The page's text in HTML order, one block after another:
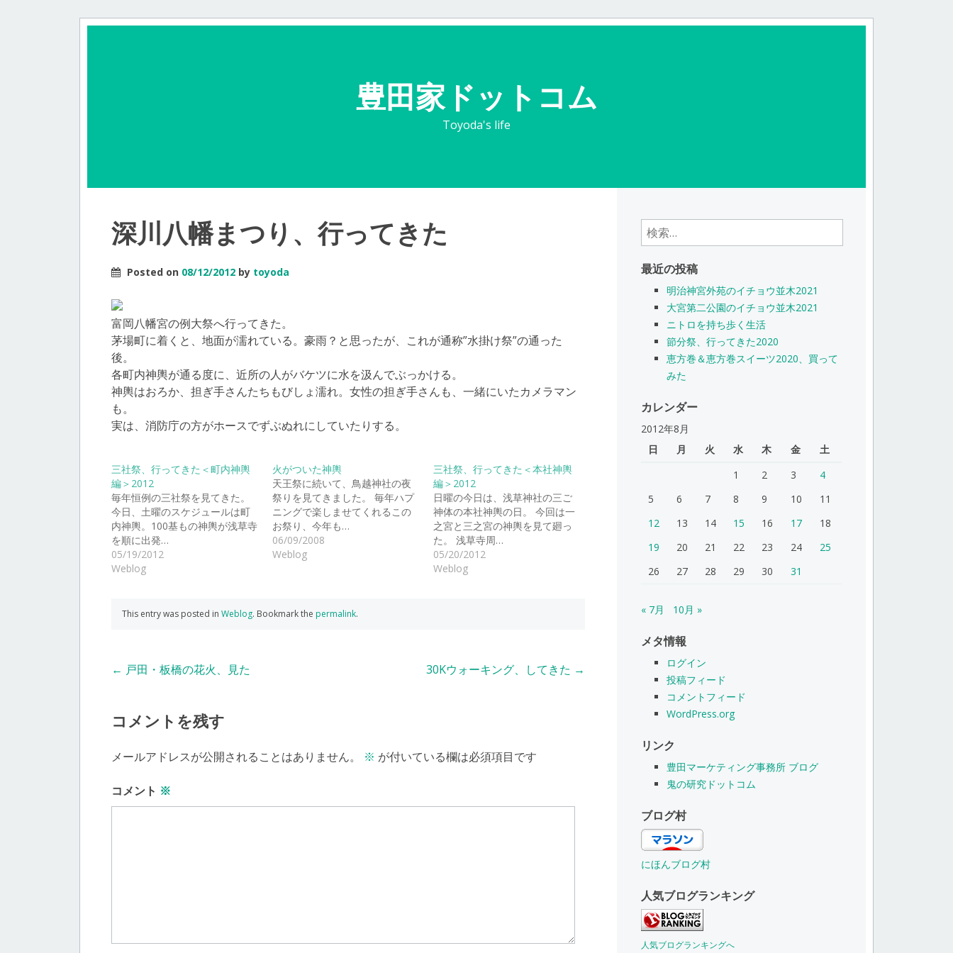
豊田家ドットコム
Toyoda's life
深川八幡まつり、行ってきた
Posted on 08/12/2012 by toyoda
富岡八幡宮の例大祭へ行ってきた。
茅場町に着くと、地面が濡れている。豪雨？と思ったが、これが通称”水掛け祭”の通った
後。
各町内神輿が通る度に、近所の人がバケツに水を汲んでぶっかける。
神輿はおろか、担ぎ手さんたちもびしょ濡れ。女性の担ぎ手さんも、一緒にいたカメラマン
も。
実は、消防庁の方がホースでずぶぬれにしていたりする。
三社祭、行ってきた＜町内神輿
編＞2012
毎年恒例の三社祭を見てきた。
今日、土曜のスケジュールは町
内神輿。100基もの神輿が浅草寺
を順に出発…
05/19/2012
Weblog
火がついた神輿
天王祭に続いて、鳥越神社の夜
祭りを見てきました。 毎年ハプ
ニングで楽しませてくれるこの
お祭り、今年も…
06/09/2008
Weblog
三社祭、行ってきた＜本社神輿
編＞2012
日曜の今日は、浅草神社の三ご
神体の本社神輿の日。 今回は一
之宮と三之宮の神輿を見て廻っ
た。 浅草寺周…
05/20/2012
Weblog
This entry was posted in Weblog. Bookmark the permalink.
Post
← 戸田・板橋の花火、見た 30Kウォーキング、してきた →
コメントを残す
メールアドレスが公開されることはありません。 ※ が付いている欄は必須項目です
コメント ※
検
索:
最近の投稿
明治神宮外苑のイチョウ並木2021
大宮第二公園のイチョウ並木2021
ニトロを持ち歩く生活
節分祭、行ってきた2020
恵方巻＆恵方巻スイーツ2020、買って
みた
カレンダー
2012年8月
日
月 火 水 木 金
土
1
2 3
4
5
6 7 8 9 10
11
12
13 14 15 16 17
18
19
20 21 22 23 24
25
26
27 28 29 30 31
« 7月 10月 »
メタ情報
ログイン
投稿フィード
コメントフィード
WordPress.org
リンク
豊田マーケティング事務所 ブログ
鬼の研究ドットコム
ブログ村
にほんブログ村
人気ブログランキング
人気ブログランキングへ